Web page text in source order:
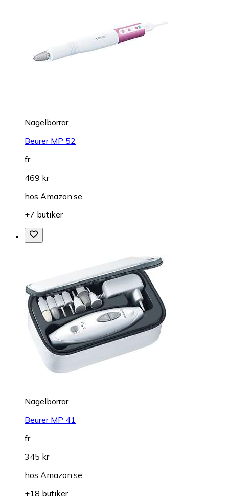
Nagelborrar
Beurer MP 52
fr.
469 kr
hos Amazon.se
+7 butiker
Nagelborrar
Beurer MP 41
fr.
345 kr
hos Amazon.se
+18 butiker